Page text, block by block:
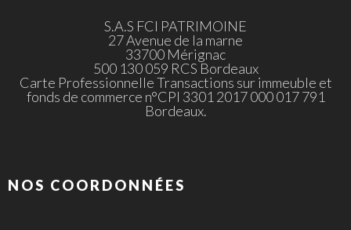
S.A.S FCI PATRIMOINE
27 Avenue de la marne
33700 Mérignac
500 130 059 RCS Bordeaux
Carte Professionnelle Transactions sur immeuble et
fonds de commerce n°CPI 3301 2017 000 017 791
Bordeaux.
NOS COORDONNÉES